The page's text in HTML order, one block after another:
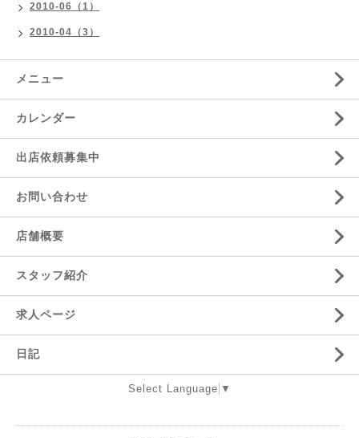
2010-06（1）
2010-04（3）
メニュー
カレンダー
出店依頼募集中
お問い合わせ
店舗概要
スタッフ紹介
求人ページ
日記
Select Language ▼